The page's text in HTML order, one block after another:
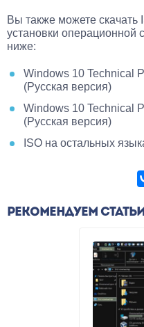
Вы также можете скачать
установки операционной
ниже:
Windows 10 Technical
(Русская версия)
Windows 10 Technical
(Русская версия)
ISO на остальных
РЕКОМЕНДУЕМ